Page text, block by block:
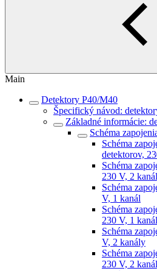
Main
Detektory P40/M40
Špecifický návod:
Základné informácie:
Schéma
Schéma
detektorov,
Schéma
230 V, 2
Schéma
V, 1 kanál
Schéma
230 V, 1 kanál
Schéma
V, 2 kanály
Schéma
230 V, 2